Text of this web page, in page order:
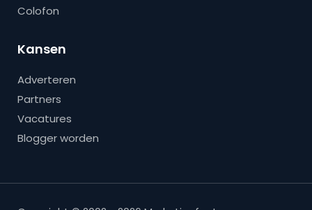
Colofon
Kansen
Adverteren
Partners
Vacatures
Blogger worden